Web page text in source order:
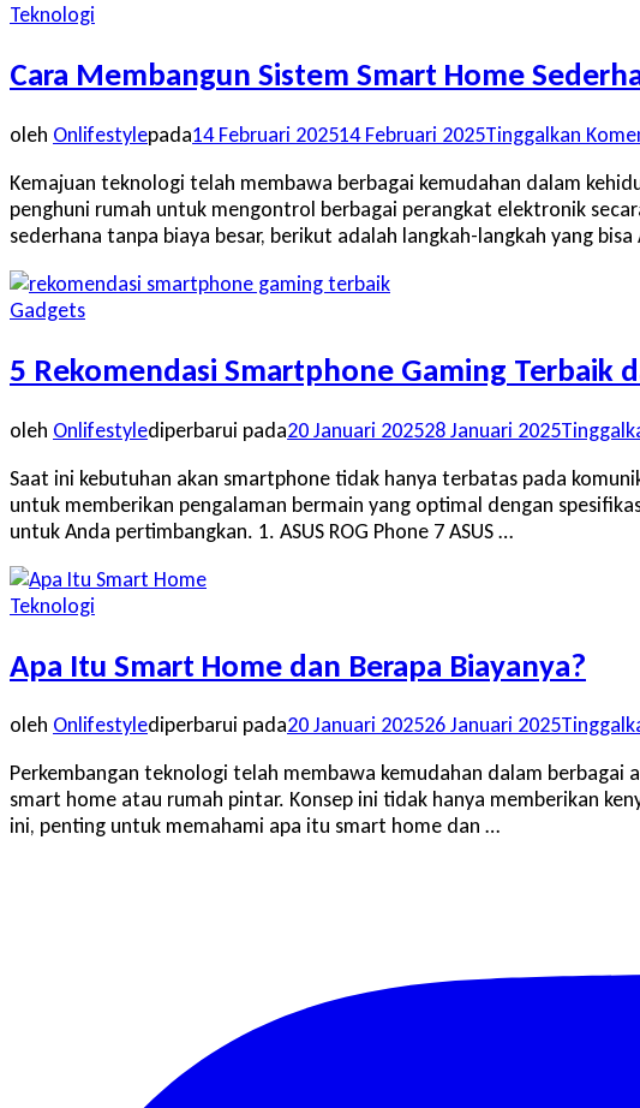
Teknologi
Cara Membangun Sistem Smart Home
oleh Onlifestylepada14 Februari 202514 Februari 2025Tinggalkan
Kemajuan teknologi telah membawa berbagai kemudahan dalam
penghuni rumah untuk mengontrol berbagai perangkat elektronik
sederhana tanpa biaya besar, berikut adalah langkah-langkah yang
Gadgets
5 Rekomendasi Smartphone Gaming Terbaik
oleh Onlifestylediperbarui pada20 Januari 202528 Januari 2025
Saat ini kebutuhan akan smartphone tidak hanya terbatas pada
untuk memberikan pengalaman bermain yang optimal dengan
untuk Anda pertimbangkan. 1. ASUS ROG Phone 7 ASUS …
Teknologi
Apa Itu Smart Home dan Berapa Biayanya?
oleh Onlifestylediperbarui pada20 Januari 202526 Januari 2025
Perkembangan teknologi telah membawa kemudahan dalam berbagai
smart home atau rumah pintar. Konsep ini tidak hanya memberikan
ini, penting untuk memahami apa itu smart home dan …